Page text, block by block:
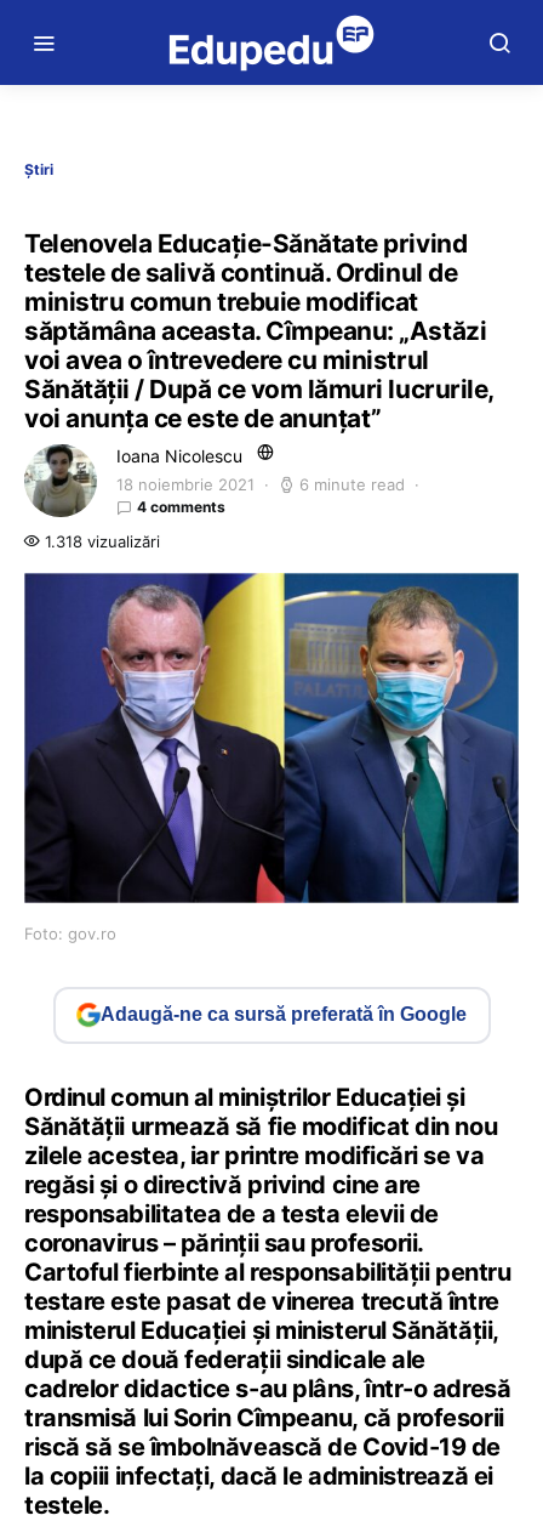
Știri
Telenovela Educație-Sănătate privind
testele de salivă continuă. Ordinul de
ministru comun trebuie modificat
săptămâna aceasta. Cîmpeanu: „Astăzi
voi avea o întrevedere cu ministrul
Sănătății / După ce vom lămuri lucrurile,
voi anunța ce este de anunțat”
Ioana Nicolescu
18 noiembrie 2021 6 minute read
4 comments
1.318 vizualizări
Foto: gov.ro
Adaugă-ne ca sursă preferată în Google
Ordinul comun al miniștrilor Educației și
Sănătății urmează să fie modificat din nou
zilele acestea, iar printre modificări se va
regăsi și o directivă privind cine are
responsabilitatea de a testa elevii de
coronavirus – părinții sau profesorii.
Cartoful fierbinte al responsabilității pentru
testare este pasat de vinerea trecută între
ministerul Educației și ministerul Sănătății,
după ce două federații sindicale ale
cadrelor didactice s-au plâns, într-o adresă
transmisă lui Sorin Cîmpeanu, că profesorii
riscă să se îmbolnăvească de Covid-19 de
la copiii infectați, dacă le administrează ei
testele.